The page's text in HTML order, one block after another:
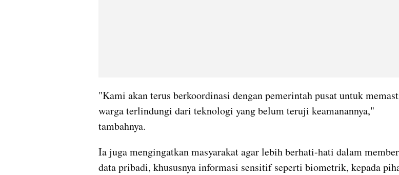
"Kami akan terus berkoordinasi dengan pemerintah pusat untuk
warga terlindungi dari teknologi yang belum teruji keamanannya,"
tambahnya.
Ia juga mengingatkan masyarakat agar lebih berhati-hati dalam
data pribadi, khususnya informasi sensitif seperti biometrik, kepada